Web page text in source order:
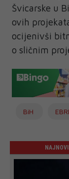
Švicarske u
ovih
ocijenivši
o sličnim
BiH